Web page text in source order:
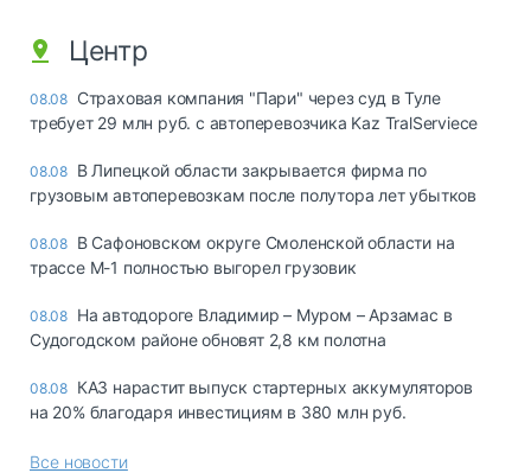
Центр
08.08 Страховая компания "Пари" через суд в Туле
требует 29 млн руб. с автоперевозчика Kaz TralServiece
08.08 В Липецкой области закрывается фирма по
грузовым автоперевозкам после полутора лет убытков
08.08 В Сафоновском округе Смоленской области на
трассе М-1 полностью выгорел грузовик
08.08 На автодороге Владимир – Муром – Арзамас в
Судогодском районе обновят 2,8 км полотна
08.08 КАЗ нарастит выпуск стартерных аккумуляторов
на 20% благодаря инвестициям в 380 млн руб.
Все новости